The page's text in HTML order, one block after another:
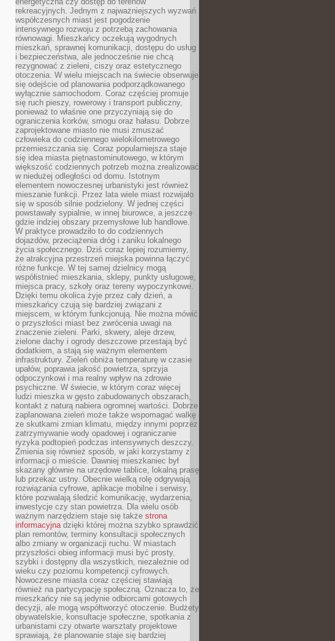
rekreacyjnych. Jednym z najważniejszych wyzwań
współczesnych miast jest pogodzenie
intensywnego rozwoju z potrzebą zachowania
równowagi. Mieszkańcy oczekują wygodnych
mieszkań, sprawnej komunikacji, dostępu do usług
i bezpieczeństwa, ale jednocześnie nie chcą
rezygnować z zieleni, ciszy oraz estetycznego
otoczenia. W wielu miejscach na świecie obserwuje
się odejście od planowania podporządkowanego
wyłącznie samochodom. Coraz częściej promuje
się ruch pieszy, rowerowy i transport publiczny,
ponieważ to właśnie one przyczyniają się do
ograniczenia korków, smogu oraz hałasu. Dobrze
zaprojektowane miasto nie musi zmuszać
człowieka do codziennego wielokilometrowego
przemieszczania się. Coraz popularniejsza staje
się idea miasta piętnastominutowego, w którym
większość codziennych potrzeb można zrealizować
w niedużej odległości od domu. Istotnym
elementem nowoczesnej urbanistyki jest również
mieszanie funkcji. Przez lata wiele miast rozwijało
się w sposób silnie podzielony. W jednej części
powstawały sypialnie, w innej biurowce, a jeszcze
gdzie indziej obszary przemysłowe lub handlowe.
W praktyce prowadziło to do codziennych
dojazdów, przeciążenia dróg i zaniku lokalnego
życia społecznego. Dziś coraz lepiej rozumiemy,
że atrakcyjna przestrzeń miejska powinna łączyć
różne funkcje. W tej samej dzielnicy mogą
współistnieć mieszkania, sklepy, punkty usługowe,
miejsca pracy, szkoły oraz tereny wypoczynkowe.
Dzięki temu okolica żyje przez cały dzień, a
mieszkańcy czują się bardziej związani z
miejscem, w którym funkcjonują. Nie można mówić
o przyszłości miast bez zwrócenia uwagi na
znaczenie zieleni. Parki, skwery, aleje drzew,
zielone dachy i ogrody deszczowe przestają być
dodatkiem, a stają się ważnym elementem
infrastruktury. Zieleń obniża temperaturę w czasie
upałów, poprawia jakość powietrza, sprzyja
odpoczynkowi i ma realny wpływ na zdrowie
psychiczne. W świecie, w którym coraz więcej
ludzi mieszka w gęsto zabudowanych obszarach,
kontakt z naturą nabiera ogromnej wartości. Dobrze
zaplanowana zieleń może także wspomagać walkę
ze skutkami zmian klimatu, między innymi poprzez
zatrzymywanie wody opadowej i ograniczanie
ryzyka podtopień podczas intensywnych deszczy.
Zmienia się również sposób, w jaki korzystamy z
informacji o mieście. Dawniej mieszkaniec był
skazany głównie na urzędowe tablice, lokalną prasę
lub przekaz ustny. Obecnie wielką rolę odgrywają
rozwiązania cyfrowe, aplikacje mobilne i serwisy,
które pozwalają śledzić komunikację, wydarzenia,
inwestycje czy stan powietrza. Dla wielu osób
ważnym narzędziem staje się także strona
informacyjnadzięki której można szybko sprawdzić
plan remontów, terminy konsultacji społecznych
albo zmiany w organizacji ruchu. W miastach
przyszłości obieg informacji musi być prosty,
szybki i dostępny dla wszystkich, niezależnie od
wieku czy poziomu kompetencji cyfrowych.
Nowoczesne miasta coraz częściej stawiają
również na partycypację społeczną. Oznacza to, że
mieszkańcy nie są jedynie odbiorcami gotowych
decyzji, ale mogą współtworzyć otoczenie. Budżety
obywatelskie, konsultacje społeczne, spotkania z
urbanistami czy otwarte warsztaty projektowe
sprawiają, że planowanie staje się bardziej